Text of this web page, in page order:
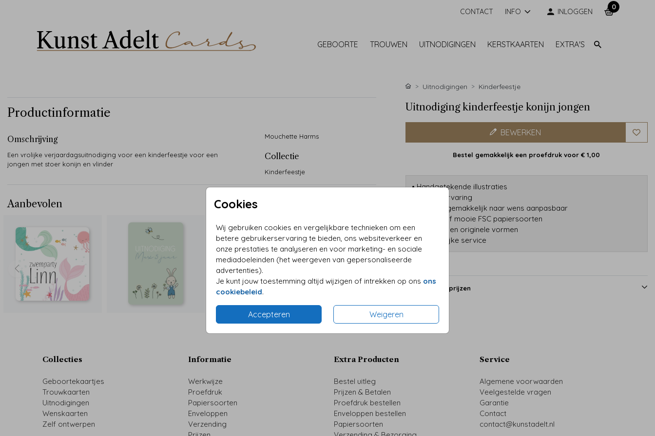
CONTACT INFO INLOGGEN
0
GEBOORTE TROUWEN UITNODIGINGEN KERSTKAARTEN EXTRA'S
Cookies
Wij gebruiken cookies en vergelijkbare technieken om een
betere gebruikerservaring te bieden, ons websiteverkeer en
onze prestaties te analyseren en voor marketing- en sociale
mediadoeleinden (het weergeven van gepersonaliseerde
advertenties).
Je kunt jouw toestemming altijd wijzigen of intrekken op ons ons
cookiebeleid.
Accepteren Weigeren
Productinformatie
Omschrijving
Een vrolijke verjaardagsuitnodiging voor een kinderfeestje voor een
jongen met stoer konijn en vlinder
Mouchette Harms
Collectie
Kinderfeestje
Aanbevolen
Uitnodigingen Kinderfeestje
Uitnodiging kinderfeestje konijn jongen
BEWERKEN
Bestel gemakkelijk een proefdruk voor€ 1,00
• Handgetekende illustraties
• 90 jaar ervaring
• Designs gemakkelijk naar wens aanpasbaar
• Kwalitatief mooie FSC papiersoorten
• Foliedruk en originele vormen
• Persoonlijke service
Formaten en prijzen
Collecties
Geboortekaartjes
Trouwkaarten
Uitnodigingen
Wenskaarten
Zelf ontwerpen
Informatie
Werkwijze
Proefdruk
Papiersoorten
Enveloppen
Verzending
Extra Producten
Bestel uitleg
Prijzen & Betalen
Proefdruk bestellen
Enveloppen bestellen
Papiersoorten
Service
Algemene voorwaarden
Veelgestelde vragen
Garantie
Contact
contact@kunstadelt.nl